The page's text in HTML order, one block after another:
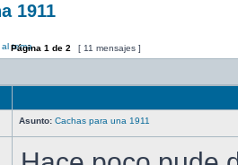
1911
Página 1 de 2 [ 11 mensajes ]
Asunto: Cachas para una 1911